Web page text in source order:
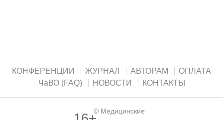
КОНФЕРЕНЦИИ ЖУРНАЛ АВТОРАМ
ОПЛАТА
ЧаВО (FAQ)
НОВОСТИ КОНТАКТЫ
© Медицинские